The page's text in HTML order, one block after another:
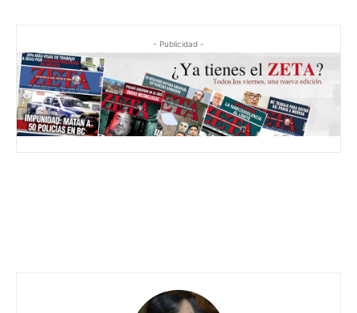
- Publicidad -